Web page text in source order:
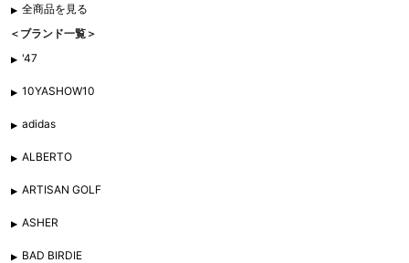
全商品を見る
＜ブランド一覧＞
'47
10YASHOW10
adidas
ALBERTO
ARTISAN GOLF
ASHER
BAD BIRDIE